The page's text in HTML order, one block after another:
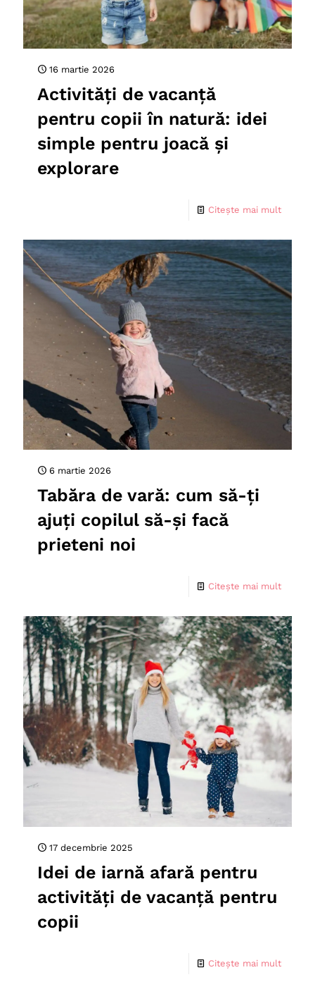
16 martie 2026
Activități de vacanță
pentru copii în natură: idei
simple pentru joacă și
explorare
Citește mai mult
6 martie 2026
Tabăra de vară: cum să-ți
ajuți copilul să-și facă
prieteni noi
Citește mai mult
17 decembrie 2025
Idei de iarnă afară pentru
activități de vacanță pentru
copii
Citește mai mult